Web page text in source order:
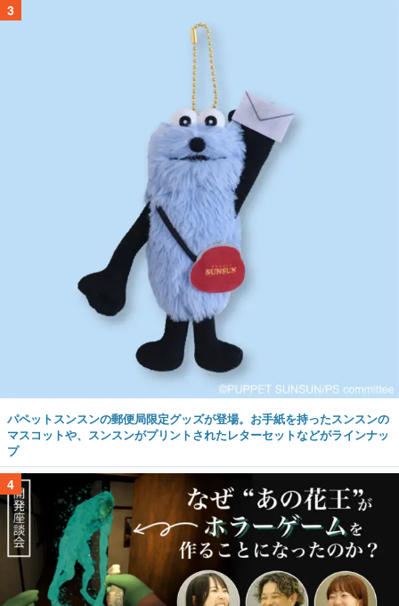
3
パペットスンスンの郵便局限定グッズが登場。お手紙を持ったスンスンの
マスコットや、スンスンがプリントされたレターセットなどがラインナッ
プ
4